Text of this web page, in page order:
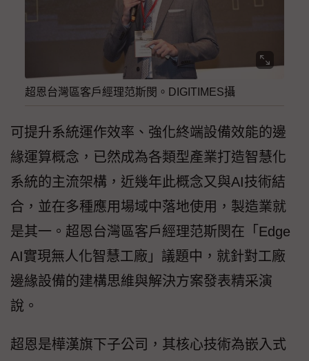
超恩台灣區客戶經理范斯閔。DIGITIMES攝
可提升系統運作效率、強化終端設備效能的邊
緣運算概念，已然成為各類型產業打造智慧化
系統的主流架構，近幾年此概念又與AI技術結
合，並在多種應用場域中落地使用，製造業就
是其一。超恩台灣區客戶經理范斯閔在「Edge
AI實現無人化智慧工廠」議題中，就針對工廠
邊緣設備的建構思維與解決方案發表精采演
說。
超恩是樺漢旗下子公司，其核心技術為嵌入式